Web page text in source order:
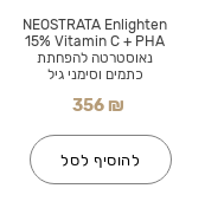
NEOSTRATA Enlighten
15% Vitamin C + PHA
נאוסטרטה להפחתת
כתמים וסימני גיל
356 ₪
להוסיף לסל